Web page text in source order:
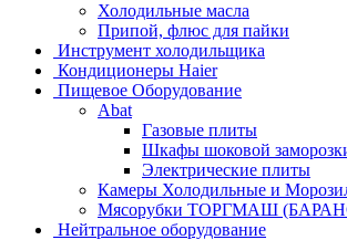
Холодильные масла
Припой, флюс для пайки
Инструмент холодильщика
Кондиционеры Haier
Пищевое Оборудование
Abat
Газовые плиты
Шкафы шоковой
Электрические плиты
Камеры Холодильные и
Мясорубки ТОРГМАШ
Нейтральное оборудование